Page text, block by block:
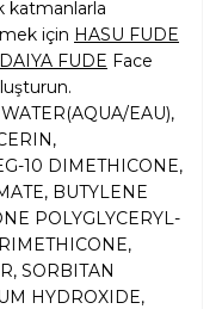
katmanlarla
için HASU FUDE
DAIYA FUDE Face
EAU),
10 DIMETHICONE,
BUTYLENE
POLYGLYCERYL-
SORBITAN
HYDROXIDE,